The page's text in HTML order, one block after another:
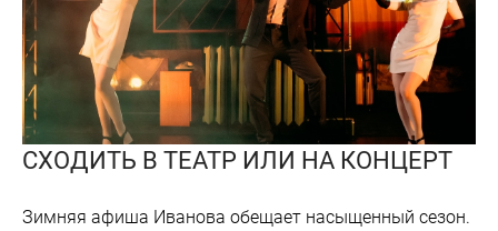
СХОДИТЬ В ТЕАТР ИЛИ НА КОНЦЕРТ
Зимняя афиша Иванова обещает насыщенный сезон.